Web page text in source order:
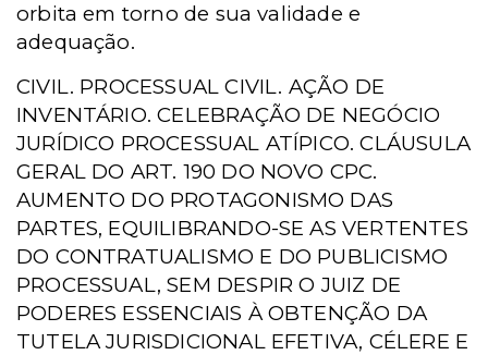
orbita em torno de sua validade e
adequação.
CIVIL. PROCESSUAL CIVIL. AÇÃO DE
INVENTÁRIO. CELEBRAÇÃO DE NEGÓCIO
JURÍDICO PROCESSUAL ATÍPICO. CLÁUSULA
GERAL DO ART. 190 DO NOVO CPC.
AUMENTO DO PROTAGONISMO DAS
PARTES, EQUILIBRANDO-SE AS VERTENTES
DO CONTRATUALISMO E DO PUBLICISMO
PROCESSUAL, SEM DESPIR O JUIZ DE
PODERES ESSENCIAIS À OBTENÇÃO DA
TUTELA JURISDICIONAL EFETIVA, CÉLERE E